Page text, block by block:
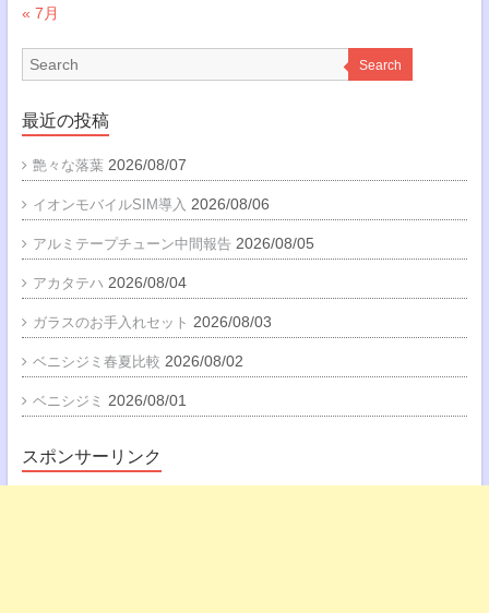
« 7月
Search
最近の投稿
艶々な落葉 2026/08/07
イオンモバイルSIM導入 2026/08/06
アルミテープチューン中間報告 2026/08/05
アカタテハ 2026/08/04
ガラスのお手入れセット 2026/08/03
ベニシジミ春夏比較 2026/08/02
ベニシジミ 2026/08/01
スポンサーリンク